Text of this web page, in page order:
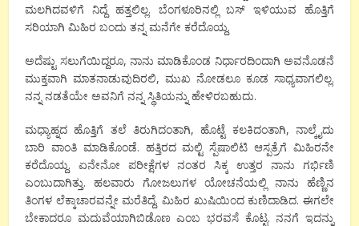
ಮಲಗಿದವಳಿಗೆ ನಿದ್ದೆ ಹತ್ತಲಿಲ್ಲ. ಬೆಂಗಳೂರಿನಲ್ಲಿ ಬಸ್ ಇಳಿಯುವ ಹೊತ್ತಿಗೆ
ಸರಿಯಾಗಿ ಮಿಹಿರ ಬಂದು ತನ್ನ ಮನೆಗೇ ಕರೆದೊಯ್ದ.
ಅದೆಷ್ಟು ಸಲುಗೆಯಿದ್ದರೂ, ನಾನು ಮಾಡಿಕೊಂಡ ನಿರ್ಧಾರದಿಂದಾಗಿ ಅವನೊಡನೆ
ಮುಕ್ತವಾಗಿ ಮಾತನಾಡುವುದಿರಲಿ,ಮುಖ ನೋಡಲೂ ಕೂಡ ಸಾಧ್ಯವಾಗಲಿಲ್ಲ.
ನನ್ನ ನಡತೆಯೇ ಅವನಿಗೆ ನನ್ನ ಸ್ಥಿತಿಯನ್ನು ಹೇಳಿರಬಹುದು.
ಮಧ್ಯಾಹ್ನದ ಹೊತ್ತಿಗೆ ತಲೆ ತಿರುಗಿದಂತಾಗಿ,ಹೊಟ್ಟೆ ಕಲಕಿದಂತಾಗಿ, ನಾಲ್ಕೈದು
ಬಾರಿ ವಾಂತಿ ಮಾಡಿಕೊಂಡೆ. ಹತ್ತಿರದ ಮಲ್ಟಿ ಸ್ಪೆಷಾಲಿಟಿ ಆಸ್ಪತ್ರೆಗೆ ಮಿಹಿರನೇ
ಕರೆದೊಯ್ದ.ಏನೇನೋ ಪರೀಕ್ಷೆಗಳ ನಂತರ ಸಿಕ್ಕ ಉತ್ತರ ನಾನು ಗರ್ಭಿಣಿ
ಎಂಬುದಾಗಿತ್ತು.ಹಲವಾರು ಗೋಜಲುಗಳ ಯೋಚನೆಯಲ್ಲಿ ನಾನು ಹೆಣ್ಣಿನ
ತಿಂಗಳ ಲೆಕ್ಕಾಚಾರವನ್ನೇ ಮರೆತಿದ್ದೆ.ಮಿಹಿರ ಖುಷಿಯಿಂದ ಕುಣಿದಾಡಿದ. ಈಗಲೇ
ಬೇಕಾದರೂ ಮದುವೆಯಾಗಿಬಿಡೊಣ ಎಂಬ ಭರವಸೆ ಕೊಟ್ಟ.ನನಗೆ ಇದನ್ನು